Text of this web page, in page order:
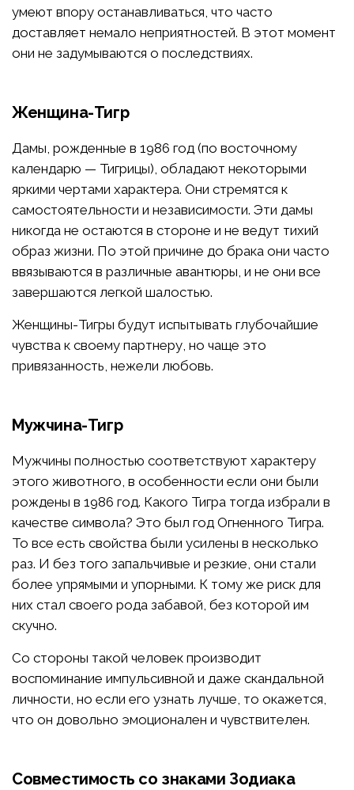
умеют впору останавливаться, что часто
доставляет немало неприятностей. В этот момент
они не задумываются о последствиях.
Женщина-Тигр
Дамы, рожденные в 1986 год (по восточному
календарю — Тигрицы), обладают некоторыми
яркими чертами характера. Они стремятся к
самостоятельности и независимости. Эти дамы
никогда не остаются в стороне и не ведут тихий
образ жизни. По этой причине до брака они часто
ввязываются в различные авантюры, и не они все
завершаются легкой шалостью.
Женщины-Тигры будут испытывать глубочайшие
чувства к своему партнеру, но чаще это
привязанность, нежели любовь.
Мужчина-Тигр
Мужчины полностью соответствуют характеру
этого животного, в особенности если они были
рождены в 1986 год. Какого Тигра тогда избрали в
качестве символа? Это был год Огненного Тигра.
То все есть свойства были усилены в несколько
раз. И без того запальчивые и резкие, они стали
более упрямыми и упорными. К тому же риск для
них стал своего рода забавой, без которой им
скучно.
Со стороны такой человек производит
воспоминание импульсивной и даже скандальной
личности, но если его узнать лучше, то окажется,
что он довольно эмоционален и чувствителен.
Совместимость со знаками Зодиака